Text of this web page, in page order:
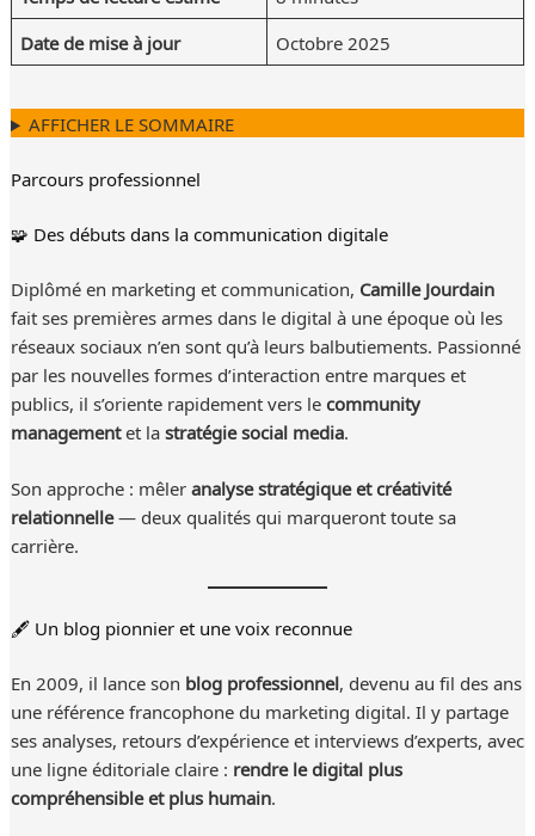
Date de mise à jour
Octobre 2025
AFFICHER LE SOMMAIRE
Parcours professionnel
🧩 Des débuts dans la communication digitale
Diplômé en marketing et communication, Camille Jourdain
fait ses premières armes dans le digital à une époque où les
réseaux sociaux n’en sont qu’à leurs balbutiements. Passionné
par les nouvelles formes d’interaction entre marques et
publics, il s’oriente rapidement vers lecommunity
managementet lastratégie social media.
Son approche : mêleranalyse stratégique et créativité
relationnelle— deux qualités qui marqueront toute sa
carrière.
🖋 Un blog pionnier et une voix reconnue
En 2009, il lance son blog professionnel, devenu au fil des ans
une référence francophone du marketing digital. Il y partage
ses analyses, retours d’expérience et interviews d’experts, avec
une ligne éditoriale claire : rendre le digital plus
compréhensible et plus humain.